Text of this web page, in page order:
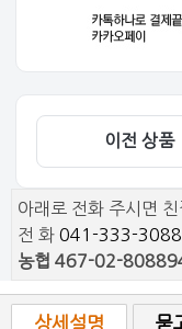
이전 상품
아래로 전화 주시면
전 화 041-333-
농협 467-02-
상세설명 묻